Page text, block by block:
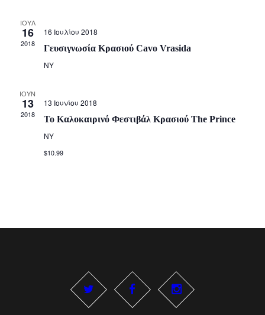
ΙΟΎΛ
16
2018
16 Ιουλίου 2018
Γευσιγνωσία Κρασιού Cavo Vrasida
NY
ΙΟΎΝ
13
2018
13 Ιουνίου 2018
Το Καλοκαιρινό Φεστιβάλ Κρασιού The Prince
NY
$10.99